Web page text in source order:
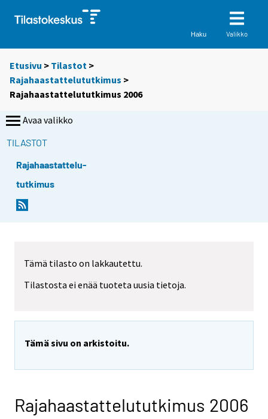
Haku Valikko
Etusivu > Tilastot >
Rajahaastattelututkimus >
Rajahaastattelututkimus 2006
Avaa valikko
TILASTOT
Rajahaastattelu-
tutkimus
Tämä tilasto on lakkautettu.
Tilastosta ei enää tuoteta uusia tietoja.
Tämä sivu on arkistoitu.
Rajahaastattelututkimus 2006